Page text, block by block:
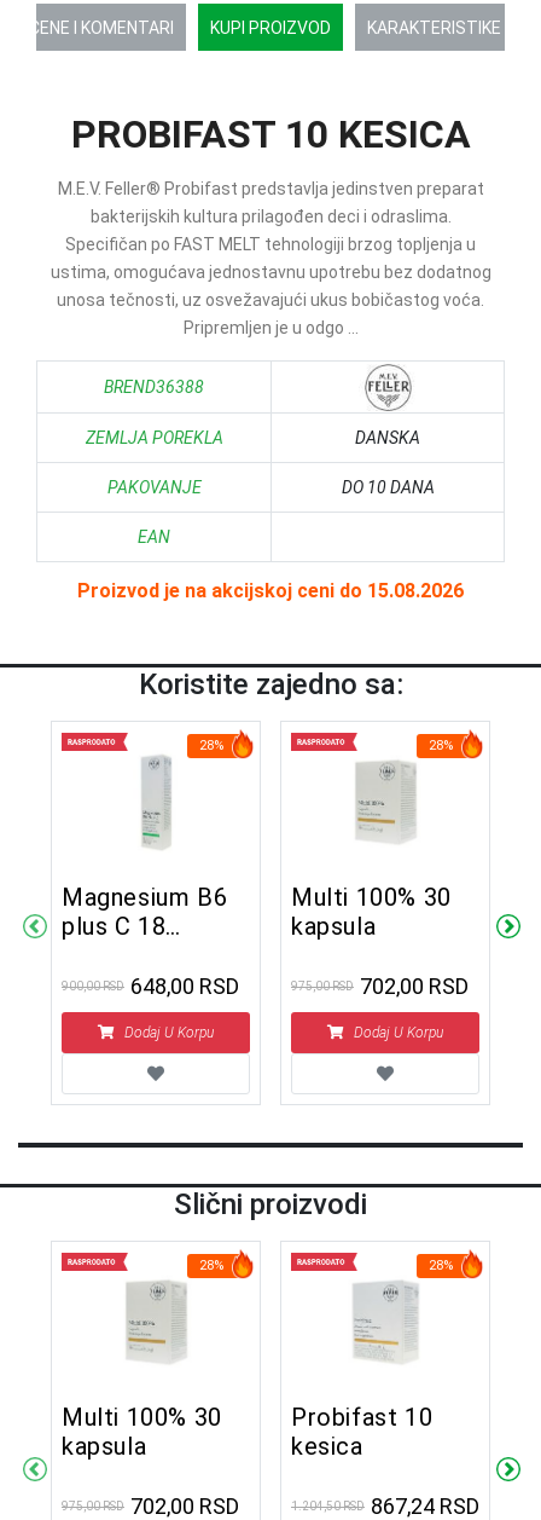
OCENE I KOMENTARI KUPI PROIZVOD KARAKTERISTIKE
PROBIFAST 10 KESICA
M.E.V. Feller® Probifast predstavlja jedinstven preparat
bakterijskih kultura prilagođen deci i odraslima.
Specifičan po FAST MELT tehnologiji brzog topljenja u
ustima, omogućava jednostavnu upotrebu bez dodatnog
unosa tečnosti, uz osvežavajući ukus bobičastog voća.
Pripremljen je u odgo ...
BREND36388
ZEMLJA POREKLA DANSKA
PAKOVANJE DO 10 DANA
EAN
Proizvod je na akcijskoj ceni do 15.08.2026
Koristite zajedno sa:
28%
Magnesium B6
plus C 18
900,00 RSD 648,00 RSD
Dodaj U Korpu
28%
Multi 100% 30
kapsula
975,00 RSD 702,00 RSD
Dodaj U Korpu
Slični proizvodi
28%
Multi 100% 30
kapsula
975,00 RSD 702,00 RSD
28%
Probifast 10
kesica
1.204,50 RSD 867,24 RSD